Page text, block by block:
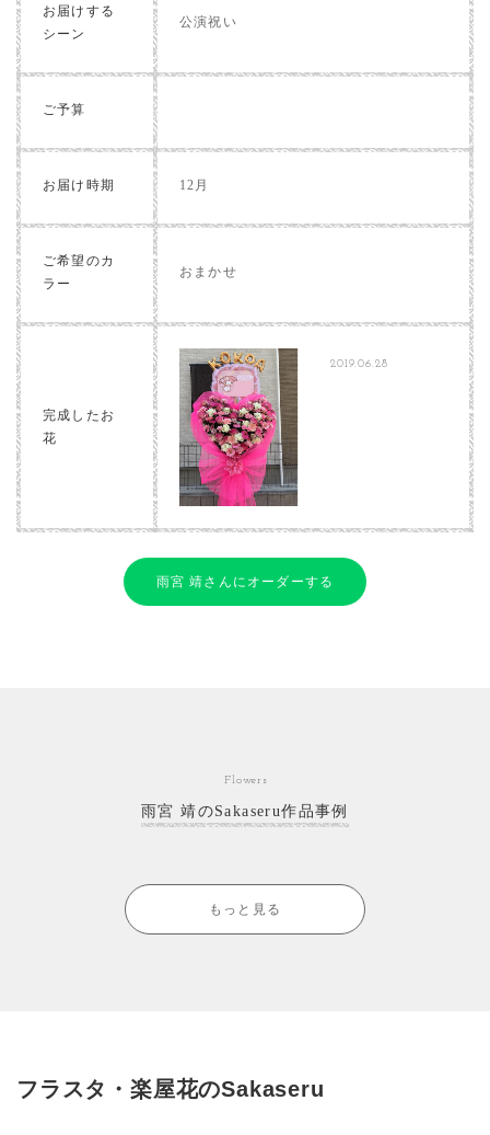
お届けする
シーン
公演祝い
ご予算
お届け時期 12月
ご希望のカ
ラー
おまかせ
完成したお
花
2019.06.28
雨宮 靖さんにオーダーする
Flowers
雨宮 靖のSakaseru作品事例
もっと見る
フラスタ・楽屋花のSakaseru